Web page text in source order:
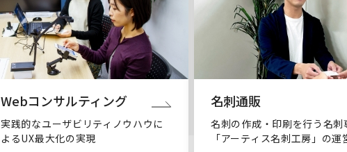
Webコンサルティング
実践的なユーザビリティノウハウに
よるUX最大化の実現
名刺通販
名刺の作成・印刷を行う名刺
「アーティス名刺工房」の運